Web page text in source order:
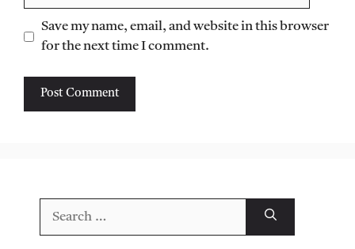
Save my name, email, and website in this browser
for the next time I comment.